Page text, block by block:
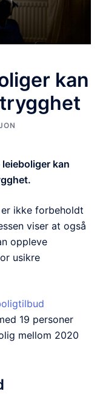
kan
kan
ikke forbeholdt
viser at også
oppleve
usikre
19 personer
mellom 2020